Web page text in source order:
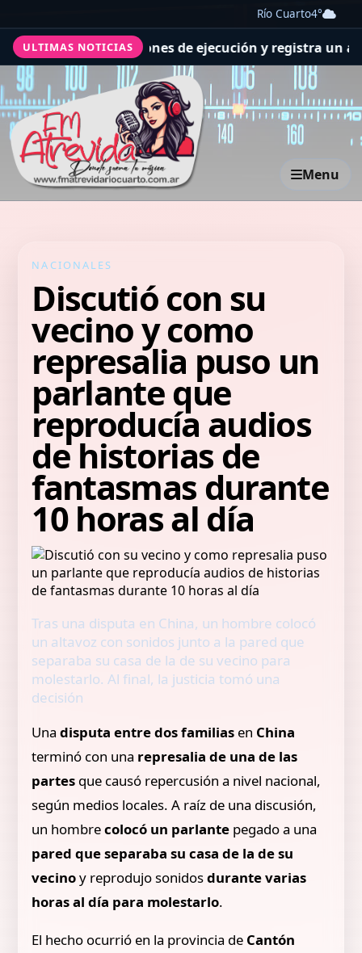
Río Cuarto4°
ULTIMAS NOTICIAS
las previsiones de ejecución y registra un avance
Menu
NACIONALES
Discutió con su
vecino y como
represalia puso un
parlante que
reproducía audios
de historias de
fantasmas durante
10 horas al día
Tras una disputa en China, un hombre colocó
un altavoz con sonidos junto a la pared que
separaba su casa de la de su vecino para
molestarlo. Al final, la justicia tomó una
decisión
Unadisputa entre dos familias en China
terminó con una represalia de una de las
partes que causó repercusión a nivel nacional,
según medios locales. A raíz de una discusión,
un hombrecolocó un parlante pegado a una
pared que separaba su casa de la de su
vecinoy reprodujo sonidosdurante varias
horas al día para molestarlo.
El hecho ocurrió en la provincia de Cantón